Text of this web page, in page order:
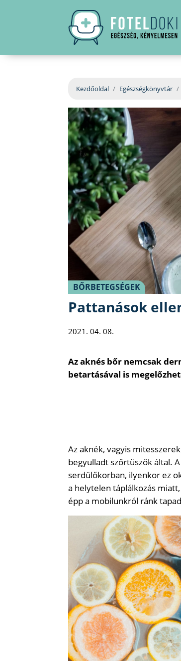
Kezdőoldal Egészségkönyvtár
BŐRBETEGSÉGEK
Pattanások
2021. 04. 08.
Az aknés bőr nemcsak
betartásával is
Az aknék, vagyis
begyulladt szőrtüszők által.
serdülőkorban, ilyenkor ez
a helytelen táplálkozás
épp a mobilunkról ránk